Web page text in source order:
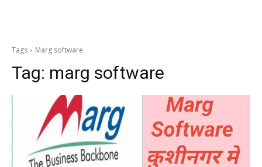
Tags Marg software
Tag: marg software